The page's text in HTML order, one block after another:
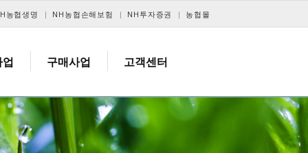
농협생명 NH농협손해보험 NH투자증권 농협몰
구매사업 고객센터